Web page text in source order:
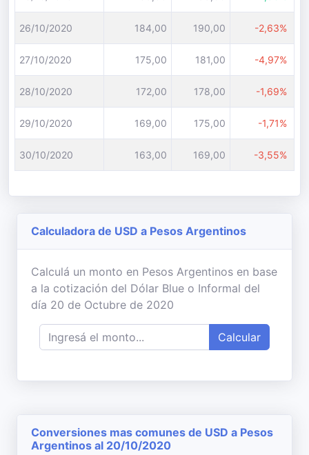
26/10/2020 184,00 190,00 -2,63%
27/10/2020 175,00 181,00 -4,97%
28/10/2020 172,00 178,00 -1,69%
29/10/2020 169,00 175,00 -1,71%
30/10/2020 163,00 169,00 -3,55%
Calculadora de USD a Pesos Argentinos
Calculá un monto en Pesos Argentinos en base
a la cotización del Dólar Blue o Informal del
día 20 de Octubre de 2020
Calcular
Conversiones mas comunes de USD a Pesos
Argentinos al 20/10/2020